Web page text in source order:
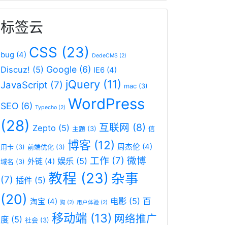
标签云
bug (4) CSS (23) DedeCMS (2)
Discuz! (5) Google (6) IE6 (4)
JavaScript (7) jQuery (11) mac (3)
SEO (6) Typecho (2) WordPress
(28) Zepto (5) 主题 (3) 互联网 (8) 信
用卡 (3) 前端优化 (3) 博客 (12) 周杰伦 (4)
域名 (3) 外链 (4) 娱乐 (5) 工作 (7) 微博
(7) 插件 (5) 教程 (23) 杂事
(20) 淘宝 (4) 狗 (2) 用户体验 (2) 电影 (5) 百
度 (5) 社会 (3) 移动端 (13) 网络推广